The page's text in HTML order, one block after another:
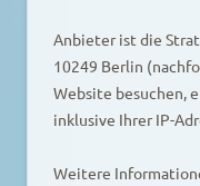
Anbieter ist die
10249 Berlin
Website besuchen,
inklusive Ihrer IP-
Weitere